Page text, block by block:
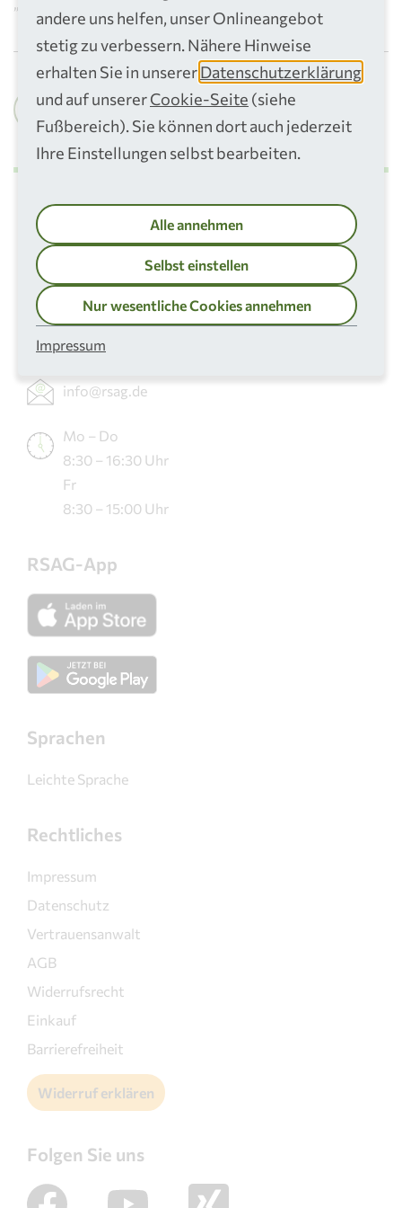
Alle Meldungen
Kontakt
Kundenberatung
02241 306 306
Terminservice
02241 306 306
info@rsag.de
Mo – Do
8:30 – 16:30 Uhr
Fr
8:30 – 15:00 Uhr
RSAG-App
Sprachen
Leichte Sprache
Rechtliches
Impressum
Datenschutz
Vertrauensanwalt
AGB
Widerrufsrecht
Einkauf
Barrierefreiheit
Widerruf erklären
Folgen Sie uns
andere uns helfen, unser Onlineangebot
stetig zu verbessern. Nähere Hinweise
erhalten Sie in unsererDatenschutzerklärung
und auf unsererCookie-Seite (siehe
Fußbereich). Sie können dort auch jederzeit
Ihre Einstellungen selbst bearbeiten.
Alle annehmen
Selbst einstellen
Nur wesentliche Cookies annehmen
Impressum